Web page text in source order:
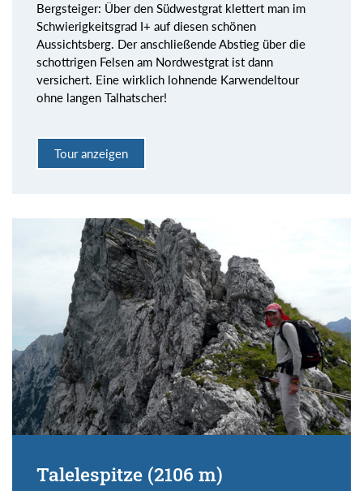
Bergsteiger: Über den Südwestgrat klettert man im
Schwierigkeitsgrad I+ auf diesen schönen
Aussichtsberg. Der anschließende Abstieg über die
schottrigen Felsen am Nordwestgrat ist dann
versichert. Eine wirklich lohnende Karwendeltour
ohne langen Talhatscher!
Tour anzeigen
Talelespitze (2106 m)